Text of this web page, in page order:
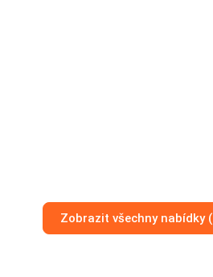
Zobrazit všechny nabídky